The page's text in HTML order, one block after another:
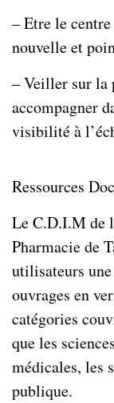
– Etre le
nouvelle et
– Veiller sur la
accompagner
visibilité à
Ressources
Le C.D.I.M de
Pharmacie de
utilisateurs
ouvrages en
catégories
que les
médicales, les
publique.